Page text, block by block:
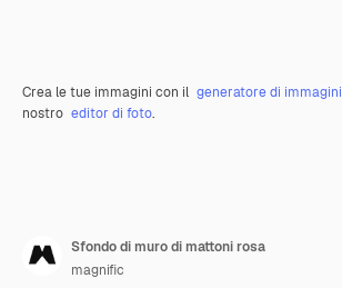
Crea le tue immagini con il generatore di immagini
nostro editor di foto.
Sfondo di muro di mattoni rosa
magnific